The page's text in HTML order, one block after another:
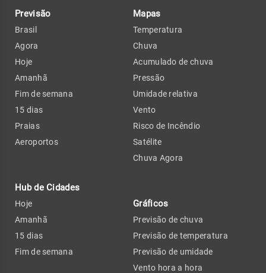
Previsão
Brasil
Agora
Hoje
Amanhã
Fim de semana
15 dias
Praias
Aeroportos
Hub de Cidades
Hoje
Amanhã
15 dias
Fim de semana
Mapas
Temperatura
Chuva
Acumulado de chuva
Pressão
Umidade relativa
Vento
Risco de Incêndio
Satélite
Chuva Agora
Gráficos
Previsão de chuva
Previsão de temperatura
Previsão de umidade
Vento hora a hora